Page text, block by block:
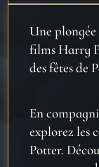
Magique
Une
films Harry
des fêtes de
En
explorez les
Potter.